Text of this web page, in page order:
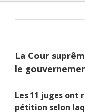
La Cour
le
Les 11 juges ont
pétition selon